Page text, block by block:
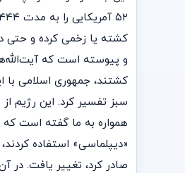
کشته یا زخمی کرده و حتی
کشتند، جمهوری اسلامی با
همواره به ما گفته است که